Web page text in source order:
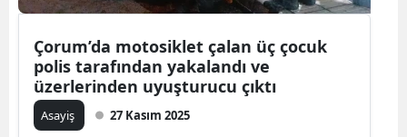
Çorum’da motosiklet çalan üç çocuk
polis tarafından yakalandı ve
üzerlerinden uyuşturucu çıktı
Asayiş 27 Kasım 2025